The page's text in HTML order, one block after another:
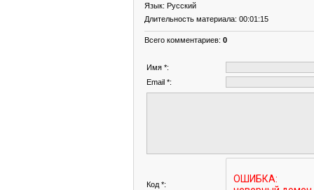
Язык: Русский
Длительность материала: 00:01:15
Всего комментариев: 0
Имя *:
Email *:
Код *: